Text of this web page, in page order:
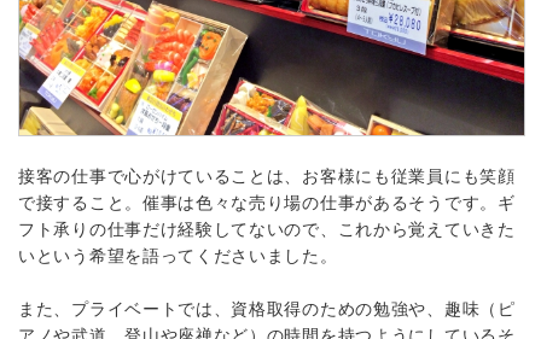
接客の仕事で心がけていることは、お客様にも従業員にも笑顔
で接すること。催事は色々な売り場の仕事があるそうです。ギ
フト承りの仕事だけ経験してないので、これから覚えていきた
いという希望を語ってくださいました。
また、プライベートでは、資格取得のための勉強や、趣味（ピ